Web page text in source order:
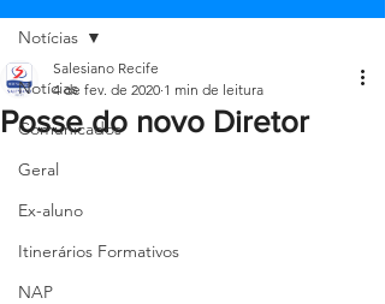
Notícias
Comunicados
Geral
Ex-aluno
Itinerários Formativos
NAP
Notícias
Posse do novo Diretor
Salesiano Recife
4 de fev. de 2020 1 min de leitura